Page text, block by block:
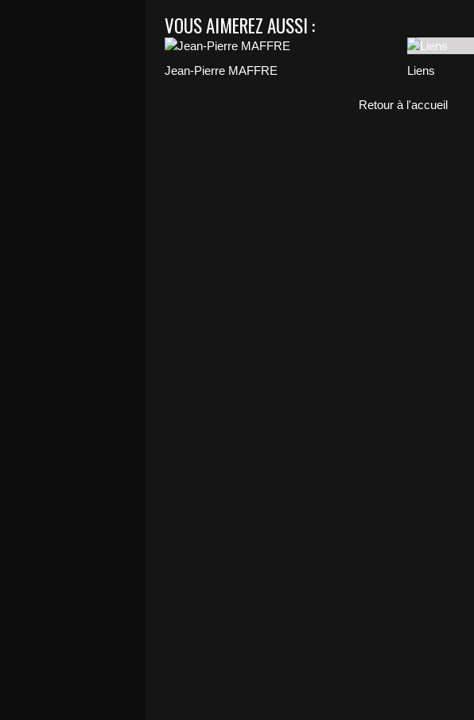
VOUS AIMEREZ AUSSI :
Jean-Pierre MAFFRE Liens
Retour à l'accueil